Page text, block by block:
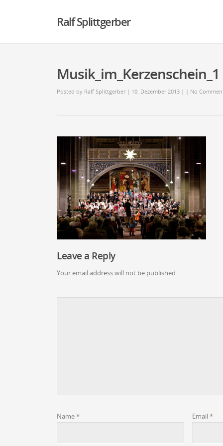
Ralf Splittgerber
Musik_im_Kerzenschein_1
Posted by Ralf Splittgerber | 10. Dezember 2013 | | No
Leave a Reply
Your email address will not be published.
Name* Email *